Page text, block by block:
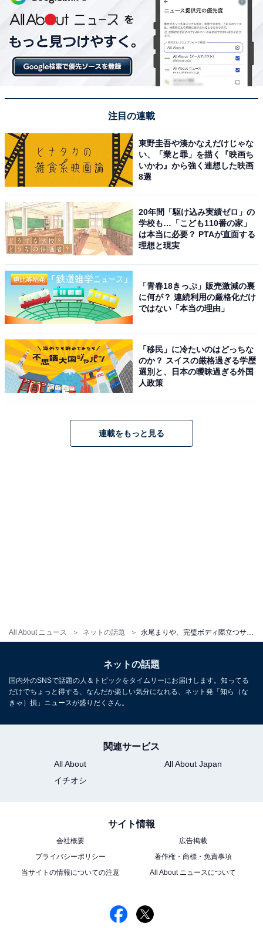
All About ニュース ネットの話題 永尾まりや、完璧ボディ際立つサウナショット！ ハイレグ水着姿で美しい脚組みポーズを披露
注目の連載
東野圭吾や湊かなえだけじゃな
い、「業と罪」を描く『映画ち
いかわ』から強く連想した映画
8選
20年間「駆け込み実績ゼロ」の
学校も…「こども110番の家」
は本当に必要？ PTAが直面する
理想と現実
「青春18きっぷ」販売激減の裏
に何が？ 連続利用の厳格化だけ
ではない「本当の理由」
「移民」に冷たいのはどっちな
のか？ スイスの厳格過ぎる学歴
選別と、日本の曖昧過ぎる外国
人政策
連載をもっと見る
ネットの話題
国内外のSNSで話題の人＆トピックをタイムリーにお届けします。知ってる
だけでちょっと得する、なんだか楽しい気分になれる、ネット発「知ら（な
きゃ）損」ニュースが盛りだくさん。
関連サービス
All About
All About Japan
イチオシ
サイト情報
会社概要
広告掲載
プライバシーポリシー
著作権・商標・免責事項
当サイトの情報についての注意
All About ニュースについて